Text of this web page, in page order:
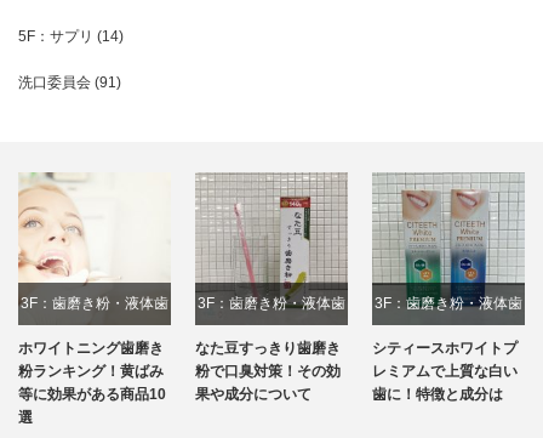
5F：サプリ (14)
洗口委員会 (91)
3F：歯磨き粉・液体歯
磨き
ホワイトニング歯磨き
粉ランキング！黄ばみ
等に効果がある商品10
選
3F：歯磨き粉・液体歯
磨き
なた豆すっきり歯磨き
粉で口臭対策！その効
果や成分について
3F：歯磨き粉・液体歯
磨き
シティースホワイトプ
レミアムで上質な白い
歯に！特徴と成分は